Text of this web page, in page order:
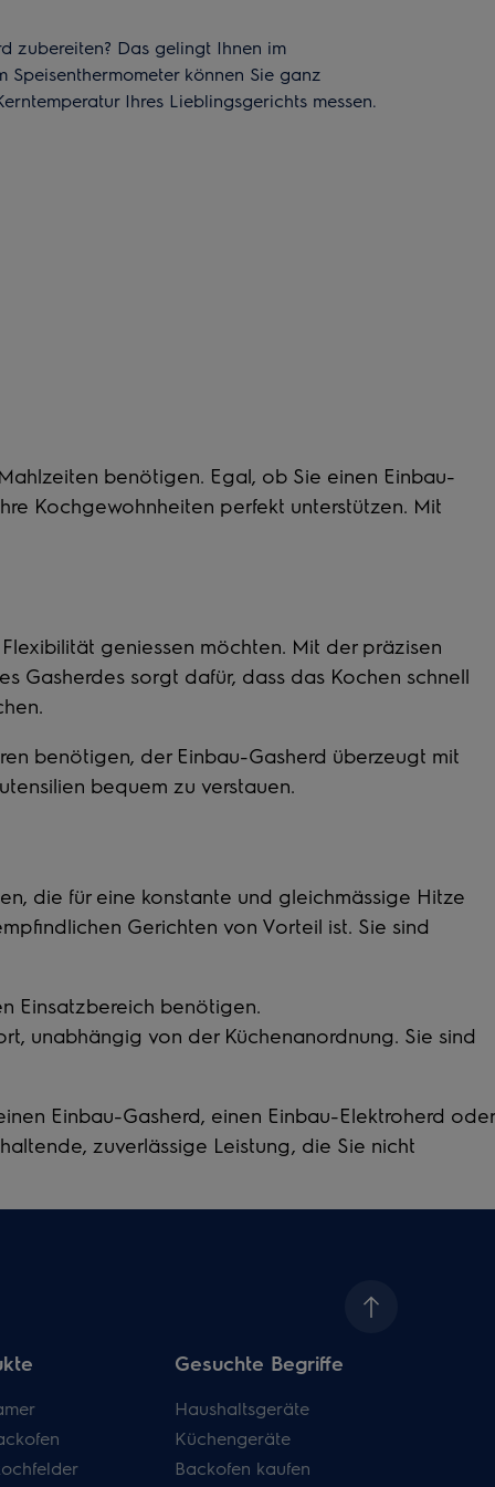
zubereiten? Das gelingt Ihnen im
Speisenthermometer können Sie ganz
Ihres Lieblingsgerichts messen.
benötigen. Egal, ob Sie einen Einbau-
Kochgewohnheiten perfekt unterstützen. Mit
geniessen möchten. Mit der präzisen
Gasherdes sorgt dafür, dass das Kochen schnell
benötigen, der Einbau-Gasherd überzeugt mit
bequem zu verstauen.
die für eine konstante und gleichmässige Hitze
Gerichten von Vorteil ist. Sie sind
Einsatzbereich benötigen.
unabhängig von der Küchenanordnung. Sie sind
Einbau-Gasherd, einen Einbau-Elektroherd oder
zuverlässige Leistung, die Sie nicht
Gesuchte Begriffe
Haushaltsgeräte
Küchengeräte
Backofen kaufen